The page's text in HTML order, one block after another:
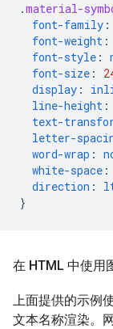
.material-
font-family :
font-weight :
font-style :
font-size :
display :
line-height :
text-
letter-
word-wrap :
white-space :
direction :
}
在 HTML 中使用
上面提供的示例
文本名称渲染。